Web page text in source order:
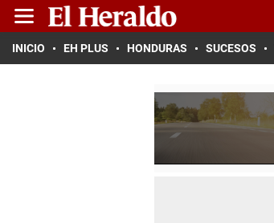
INICIO EH PLUS HONDURAS SUCESOS